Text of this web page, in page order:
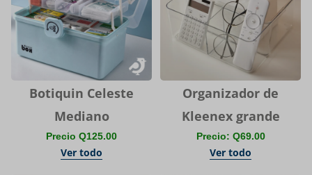
Botiquin Celeste
Mediano
Precio Q125.00
Ver todo
Organizador de
Kleenex grande
Precio: Q69.00
Ver todo